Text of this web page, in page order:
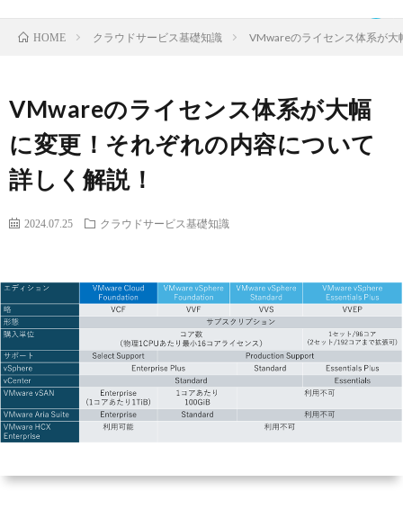
ウ
ド
サ
ー
ビ
SaaS
運
営
情
い
HOME クラウドサービス基礎知識 VMwareのライセンス体系が大
VMwareのライセンス体系が大幅
に変更！それぞれの内容について
詳しく解説！
2024.07.25 クラウドサービス基礎知識